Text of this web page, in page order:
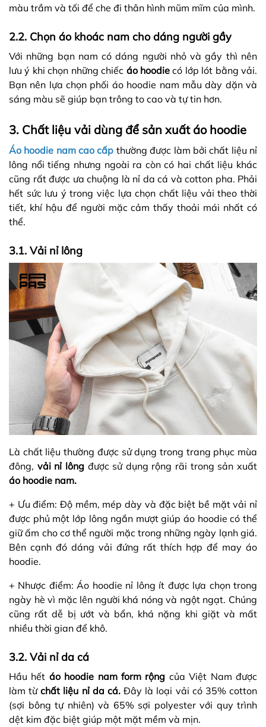
màu trầm và tối để che đi thân hình mũm mĩm của mình.
2.2. Chọn áo khoác nam cho dáng người gầy
Với những bạn nam có dáng người nhỏ và gầy thì nên
lưu ý khi chọn những chiếc áo hoodiecó lớp lót bằng vải.
Bạn nên lựa chọn phối áo hoodie nam mẫu dày dặn và
sáng màu sẽ giúp bạn trông to cao và tự tin hơn.
3. Chất liệu vải dùng để sản xuất áo hoodie
Áo hoodie nam cao cấp thường được làm bởi chất liệu nỉ
lông nổi tiếng nhưng ngoài ra còn có hai chất liệu khác
cũng rất được ưa chuộng là nỉ da cá và cotton pha. Phải
hết sức lưu ý trong việc lựa chọn chất liệu vải theo thời
tiết, khí hậu để người mặc cảm thấy thoải mái nhất có
thể.
3.1. Vải nỉ lông
Là chất liệu thường được sử dụng trong trang phục mùa
đông, vải nỉ lôngđược sử dụng rộng rãi trong sản xuất
áo hoodie nam.
+ Ưu điểm: Độ mềm, mép dày và đặc biệt bề mặt vải nỉ
được phủ một lớp lông ngắn mượt giúp áo hoodie có thể
giữ ấm cho cơ thể người mặc trong những ngày lạnh giá.
Bên cạnh đó dáng vải đứng rất thích hợp để may áo
hoodie.
+ Nhược điểm: Áo hoodie nỉ lông ít được lựa chọn trong
ngày hè vì mặc lên người khá nóng và ngột ngạt. Chúng
cũng rất dễ bị ướt và bẩn, khá nặng khi giặt và mất
nhiều thời gian để khô.
3.2. Vải nỉ da cá
Hầu hết áo hoodie nam form rộng của Việt Nam được
làm từchất liệu nỉ da cá.Đây là loại vải có 35% cotton
(sợi bông tự nhiên) và 65% sợi polyester với quy trình
dệt kim đặc biệt giúp một mặt mềm và mịn.